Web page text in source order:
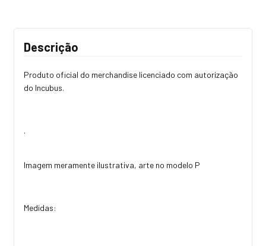
Descrição
Produto oficial do merchandise licenciado com autorização
do Incubus.
.
Imagem meramente ilustrativa, arte no modelo P
Medidas: